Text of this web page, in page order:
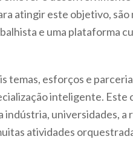
atingir este objetivo, são
e uma plataforma
temas, esforços e
inteligente. Este
universidades, a
atividades